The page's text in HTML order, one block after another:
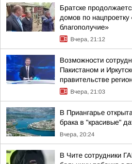
Братске
домов по нацпроетку
благополучие»
Вчера, 21:12
Возможности
Пакистаном и
правительстве
Вчера, 21:03
В Приангарье
брака в "красивые"
Вчера, 20:24
В Чите сотрудники